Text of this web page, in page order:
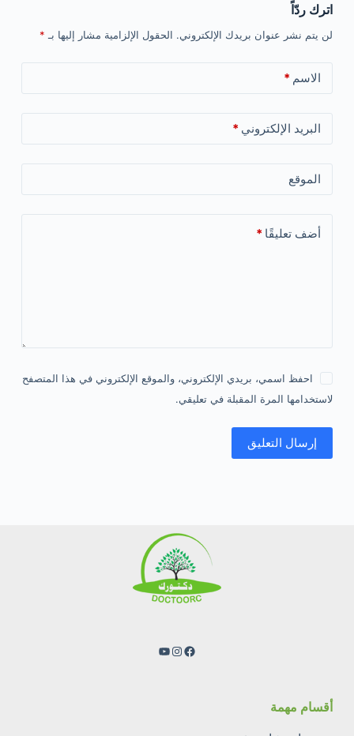
اترك ردّاً
لن يتم نشر عنوان بريدك الإلكتروني. الحقول الإلزامية مشار إليها بـ *
الاسم *
البريد الإلكتروني *
الموقع
أضف تعليقًا *
احفظ اسمي، بريدي الإلكتروني، والموقع الإلكتروني في هذا المتصفح
لاستخدامها المرة المقبلة في تعليقي.
إرسال التعليق
فيسبوك
إنستجرام
يوتيوب
أقسام مهمة